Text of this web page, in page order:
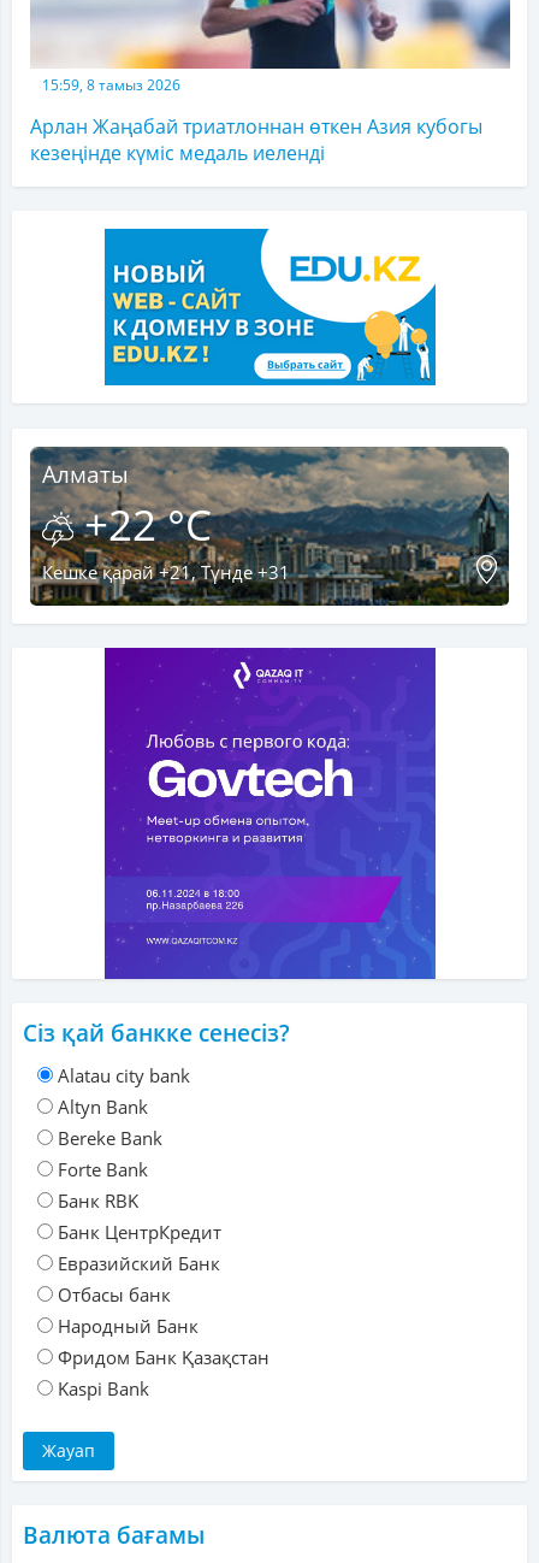
15:59, 8 тамыз 2026
Арлан Жаңабай триатлоннан өткен Азия кубогы
кезеңінде күміс медаль иеленді
Алматы
+22 °C
Кешке қарай +21, Түнде +31
Сіз қай банкке сенесіз?
Alatau city bank
Altyn Bank
Bereke Bank
Forte Bank
Банк RBK
Банк ЦентрКредит
Евразийский Банк
Отбасы банк
Народный Банк
Фридом Банк Қазақстан
Kaspi Bank
Валюта бағамы